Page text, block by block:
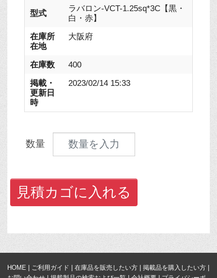
型式
ラバロン-VCT-1.25sq*3C【黒・
白・赤】
在庫所
在地
大阪府
在庫数
400
掲載・
更新日
時
2023/02/14 15:33
数量
見積数量
見積カゴに入れる
HOME | ご利用ガイド | 在庫品を販売したい方 | 掲載品を購入したい方 |